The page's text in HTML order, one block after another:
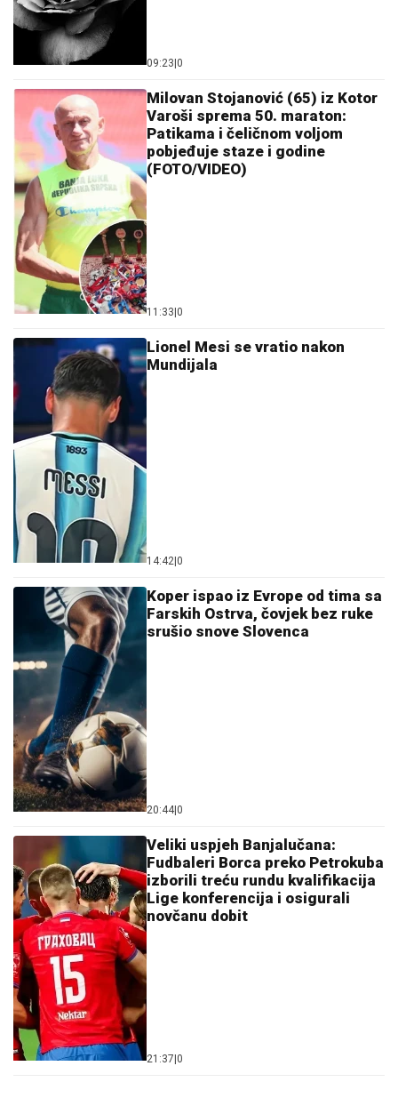
09:23|0
Milovan Stojanović (65) iz Kotor
Varoši sprema 50. maraton:
Patikama i čeličnom voljom
pobjeđuje staze i godine
(FOTO/VIDEO)
11:33|0
Lionel Mesi se vratio nakon
Mundijala
14:42|0
Koper ispao iz Evrope od tima sa
Farskih Ostrva, čovjek bez ruke
srušio snove Slovenca
20:44|0
Veliki uspjeh Banjalučana:
Fudbaleri Borca preko Petrokuba
izborili treću rundu kvalifikacija
Lige konferencija i osigurali
novčanu dobit
21:37|0